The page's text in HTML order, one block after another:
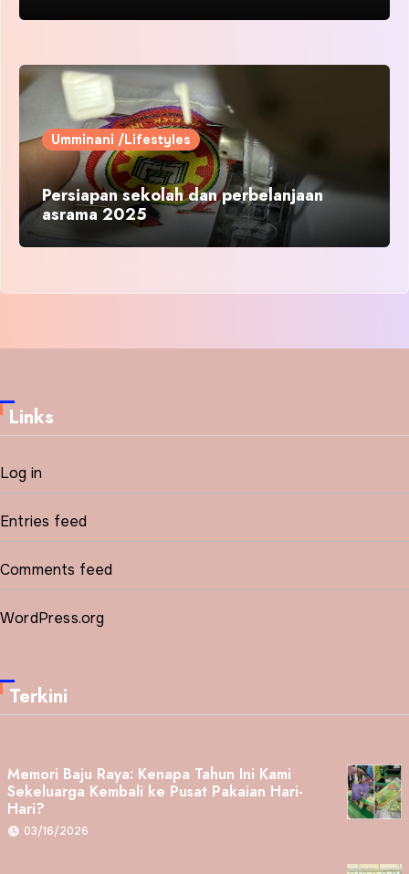
Umminani /Lifestyles
Persiapan sekolah dan perbelanjaan
asrama 2025
Links
Log in
Entries feed
Comments feed
WordPress.org
Terkini
Memori Baju Raya: Kenapa Tahun Ini Kami
Sekeluarga Kembali ke Pusat Pakaian Hari-
Hari?
03/16/2026